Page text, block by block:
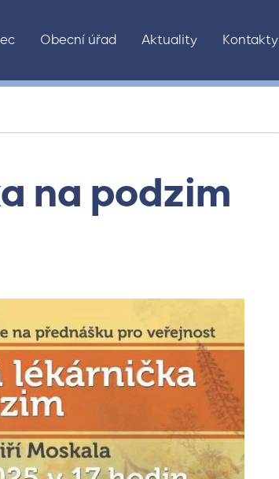
Obecní úřad Aktuality Kontakty
na podzim